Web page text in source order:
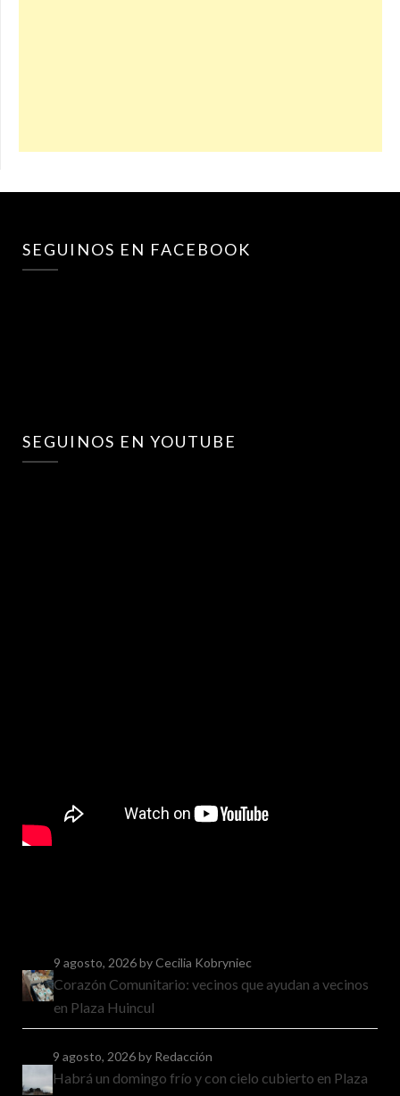
SEGUINOS EN FACEBOOK
SEGUINOS EN YOUTUBE
9 agosto, 2026by Cecilia Kobryniec
Corazón Comunitario: vecinos que ayudan a vecinos
en Plaza Huincul
9 agosto, 2026by Redacción
Habrá un domingo frío y con cielo cubierto en Plaza